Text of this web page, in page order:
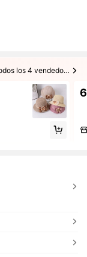
Ver todos los 4 vendedores
6